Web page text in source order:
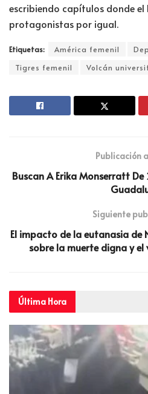
escribiendo capítulos donde
protagonistas por igual.
Etiquetas: América femenil
Tigres femenil
Volcán
Publicación
Buscan A Erika Monserratt
Siguiente
El impacto de la eutanasia de
sobre la muerte digna y el
Última Hora